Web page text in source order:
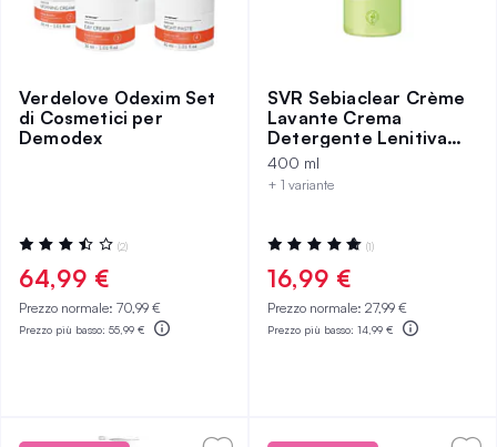
Verdelove Odexim Set
di Cosmetici per
Demodex
Valutazione:
70%
(2)
64,99 €
Prezzo normale: 70,99 €
Prezzo più basso: 55,99 €
SVR Sebiaclear Crème
Lavante Crema
Detergente Lenitiva
per Pelle Acneica e
Sensibile 400 ml
400 ml
+ 1 variante
Valutazione:
100%
(1)
16,99 €
Prezzo normale: 27,99 €
Prezzo più basso: 14,99 €